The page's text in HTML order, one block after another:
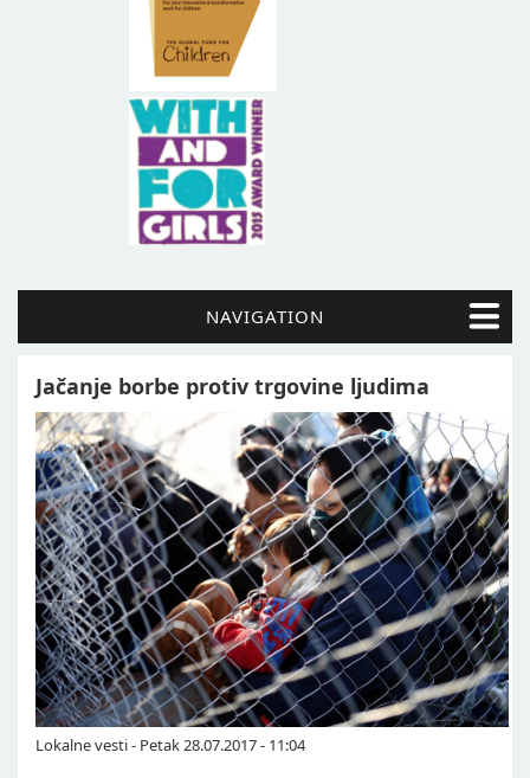
NAVIGATION
Jačanje borbe protiv trgovine ljudima
Lokalne vesti - Petak 28.07.2017 - 11:04